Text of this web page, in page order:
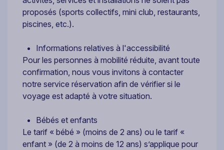
proposés (sports collectifs, mini club, restaurants,
piscines, etc.).
Informations relatives à l'accessibilité
Pour les personnes à mobilité réduite, avant toute
confirmation, nous vous invitons à contacter
notre service réservation afin de vérifier si le
voyage est adapté à votre situation.
Bébés et enfants
Le tarif « bébé » (moins de 2 ans) ou le tarif «
enfant » (de 2 à moins de 12 ans) s’applique pour